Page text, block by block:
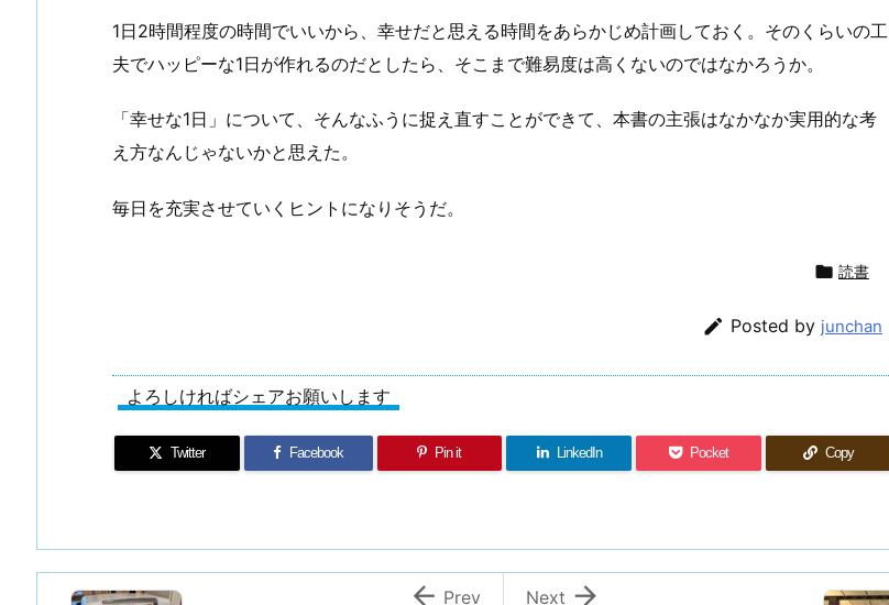
1日2時間程度の時間でいいから、幸せだと思える時間をあらかじめ計画しておく。そのくらいの工
夫でハッピーな1日が作れるのだとしたら、そこまで難易度は高くないのではなかろうか。
「幸せな1日」について、そんなふうに捉え直すことができて、本書の主張はなかなか実用的な考
え方なんじゃないかと思えた。
毎日を充実させていくヒントになりそうだ。
 読書
 Posted by junchan
よろしければシェアお願いします
Twitter Facebook Pin it LinkedIn Pocket Copy

Next
 Prev